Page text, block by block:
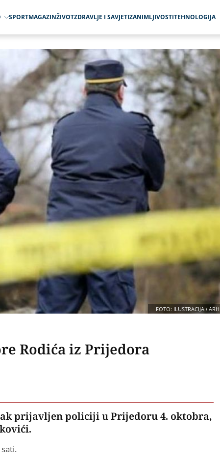
SPORTMAGAZINŽIVOTZDRAVLJE I SAVJETIZANIMLJIVOSTITEHNOLOGIJA
FOTO: ILUSTRACIJA /
Rodića iz Prijedora
prijavljen policiji u Prijedoru 4. oktobra,